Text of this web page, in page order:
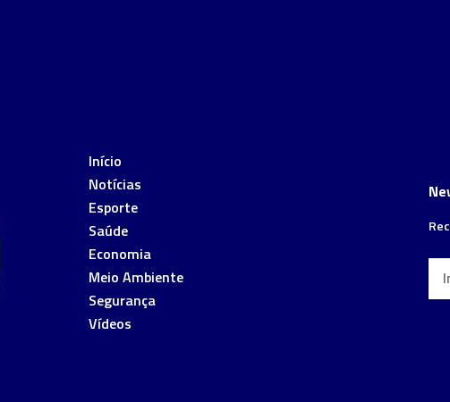
Início
Notícias
Esporte
Saúde
Economia
Meio Ambiente
Segurança
Vídeos